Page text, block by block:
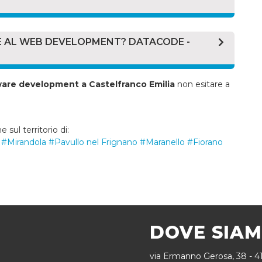
ed articolata e, affidarsi a personale con alta
sotto portata di mano.
WEB DEVELOPMENT? DATACODE -
integration (integrazione di sistemi informatici di
integration), web e mobile app (realizzazione web e
development a Castelfranco Emilia non esitare a
sul territorio di:
#Mirandola #Pavullo nel Frignano #Maranello #Fiorano
DOVE
via Ermanno Gerosa, 38 -